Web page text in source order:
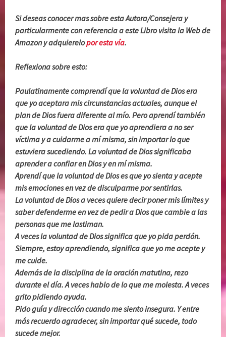
Si deseas conocer mas sobre esta Autora/Consejera y
particularmente con referencia a este Libro visita la Web de
Amazon y adquierelopor esta vía.
Reflexiona sobre esto:
Paulatinamente comprendíque la voluntad de Dios era
que yo aceptara mis circunstancias actuales, aunque el
plan de Dios fuera diferente al mío. Pero aprendí también
que la voluntad de Dios era que yo aprendiera a no ser
víctima y a cuidarme a mí misma, sin importar lo que
estuviera sucediendo. La voluntad de Dios significaba
aprender a confiar en Dios y en mí misma.
Aprendí que la voluntad de Dios es que yo sienta y acepte
mis emociones en vez de disculparme por sentirlas.
La voluntad de Dios a veces quiere decir poner mis límites y
saber defenderme en vez de pedir a Dios que cambie a las
personas que me lastiman.
A veces la voluntad de Dios significa que yo pida perdón.
Siempre, estoy aprendiendo, significa que yo me acepte y
me cuide.
Además de la disciplina de la oración matutina, rezo
durante el día. A veces hablo de lo que me molesta. A veces
grito pidiendo ayuda.
Pido guía y dirección cuando me siento insegura. Y entre
más recuerdo agradecer, sin importar qué sucede, todo
sucede mejor.